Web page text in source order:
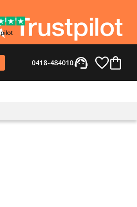
support_agent
0418-484010